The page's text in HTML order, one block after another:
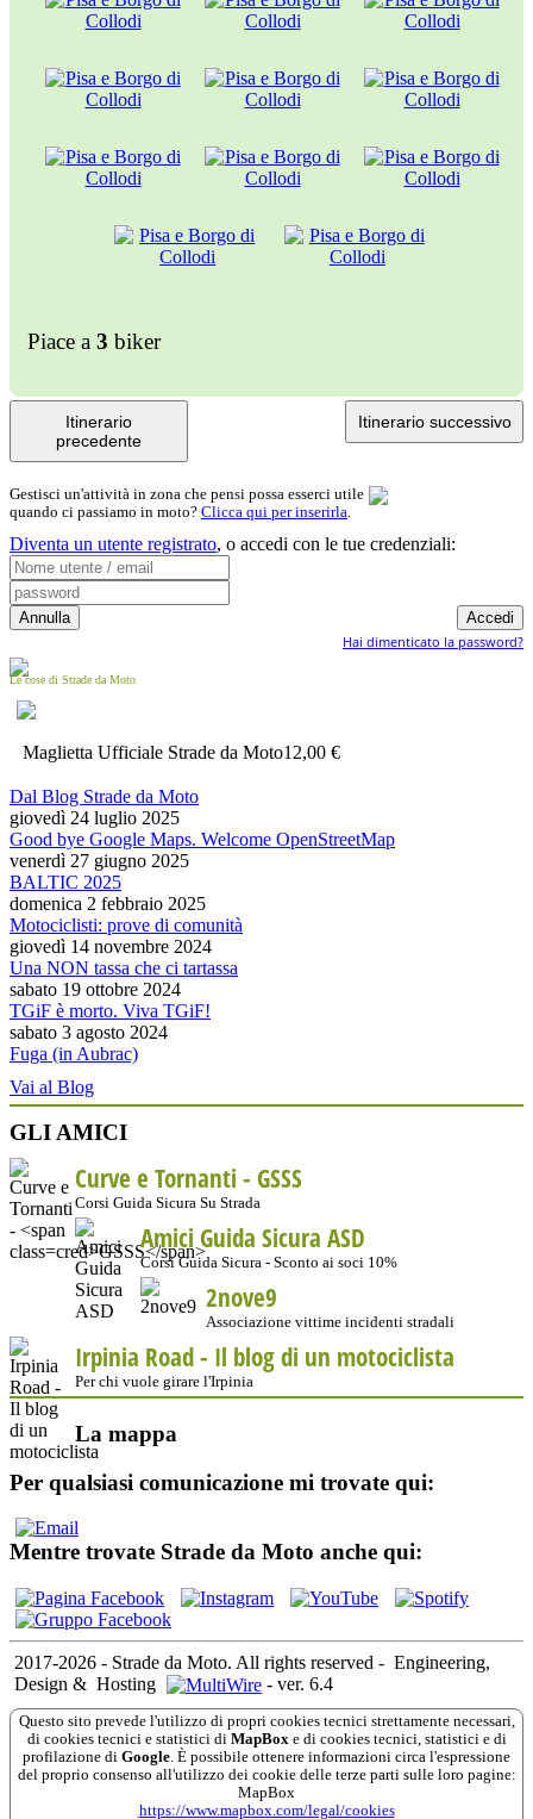
Piace a 3 biker
Itinerario
precedente
Itinerario successivo
Gestisci un'attività in zona che pensi possa esserci utile
quando ci passiamo in moto? Clicca qui per inserirla.
Diventa un utente registrato, o accedi con le tue credenziali:
Hai dimenticato la password?
Le cose di Strade da Moto
Maglietta Ufficiale Strade da Moto12,00 €
Dal Blog Strade da Moto
giovedì 24 luglio 2025
Good bye Google Maps. Welcome OpenStreetMap
venerdì 27 giugno 2025
BALTIC 2025
domenica 2 febbraio 2025
Motociclisti: prove di comunità
giovedì 14 novembre 2024
Una NON tassa che ci tartassa
sabato 19 ottobre 2024
TGiF è morto. Viva TGiF!
sabato 3 agosto 2024
Fuga (in Aubrac)
Vai al Blog
GLI AMICI
Curve e Tornanti - GSSS
Corsi Guida Sicura Su Strada
Amici Guida Sicura ASD
Corsi Guida Sicura - Sconto ai soci 10%
2nove9
Associazione vittime incidenti stradali
Irpinia Road - Il blog di un motociclista
Per chi vuole girare l'Irpinia
La mappa
Per qualsiasi comunicazione mi trovate qui:
Mentre trovate Strade da Moto anche qui:
2017-2026 - Strade da Moto. All rights reserved - Engineering,
Design & Hosting - ver. 6.4
Questo sito prevede l'utilizzo di propri cookies tecnici strettamente necessari,
di cookies tecnici e statistici di MapBoxe di cookies tecnici, statistici e di
profilazione di Google. È possibile ottenere informazioni circa l'espressione
del proprio consenso all'utilizzo dei cookie delle terze parti sulle loro pagine:
MapBox
https://www.mapbox.com/legal/cookies